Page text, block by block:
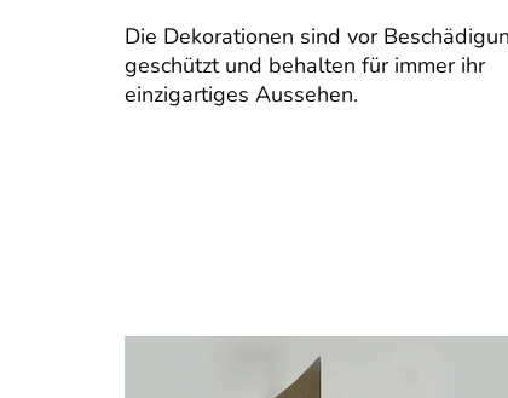
Die Dekorationen sind vor
geschützt und behalten für immer ihr
einzigartiges Aussehen.